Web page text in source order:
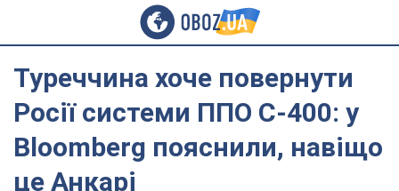
Туреччина хоче повернути
Росії системи ППО С-400: у
Bloomberg пояснили, навіщо
це Анкарі